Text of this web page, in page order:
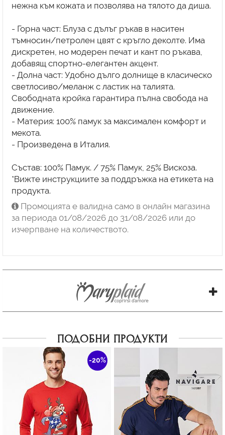
нежна към кожата и позволява на тялото да диша.
- Горна част: Блуза с дълъг ръкав в наситен
тъмносин/петролен цвят с кръгло деколте. Има
дискретен, но модерен печат и кант по ръкава,
добавящ спортно-елегантен акцент.
- Долна част: Удобно дълго долнище в класическо
светлосиво/меланж с ластик на талията.
Свободната кройка гарантира пълна свобода на
движение.
- Материя: 100% памук за максимален комфорт и
мекота.
- Произведена в Италия.
Състав: 100% Памук. / 75% Памук, 25% Вискоза.
*Вижте инструкциите за поддръжка на етикета на
продукта.
Промоцията е валидна само в онлайн магазина
за периода 01/08/2026 до 31/08/2026 или до
изчерпване на количеството.
ПОДОБНИ ПРОДУКТИ
-20%